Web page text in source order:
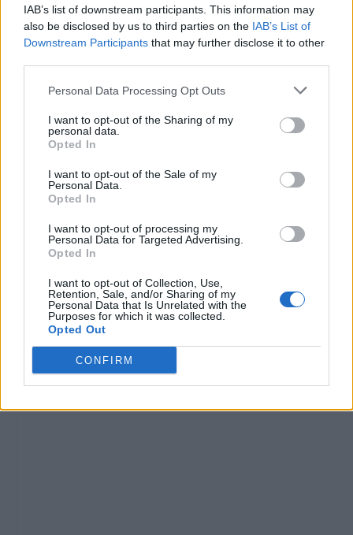
IAB’s list of downstream participants. This information may
also be disclosed by us to third parties on the IAB’s List of
Downstream Participants that may further disclose it to other
Personal Data Processing Opt Outs
I want to opt-out of the Sharing of my
personal data.
Opted In
I want to opt-out of the Sale of my
Personal Data.
Opted In
I want to opt-out of processing my
Personal Data for Targeted Advertising.
Opted In
I want to opt-out of Collection, Use,
Retention, Sale, and/or Sharing of my
Personal Data that Is Unrelated with the
Purposes for which it was collected.
Opted Out
CONFIRM
VALUTARE: